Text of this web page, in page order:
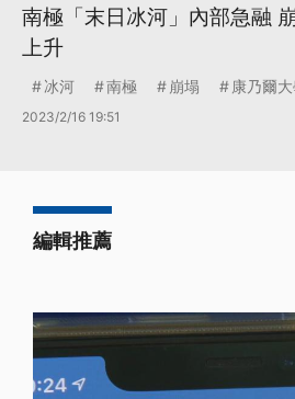
南極「末日冰河」內部急融
上升
冰河 南極 崩塌 康乃爾
2023/2/16 19:51
編輯推薦